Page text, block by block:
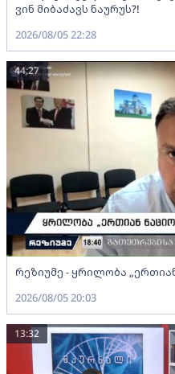
ვინ მიბაძავს ნაურუს?!
2026/08/05 22:28
რეზიუმე - ყრილობა
44:27
2026/08/05 20:03
13:32